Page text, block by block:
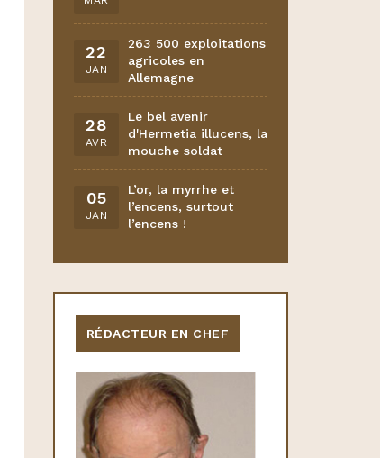
22
JAN
263 500 exploitations
agricoles en
Allemagne
28
AVR
Le bel avenir
d'Hermetia illucens, la
mouche soldat
05
JAN
L’or, la myrrhe et
l’encens, surtout
l’encens !
RÉDACTEUR EN CHEF